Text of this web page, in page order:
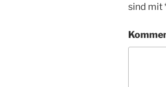
sind mit